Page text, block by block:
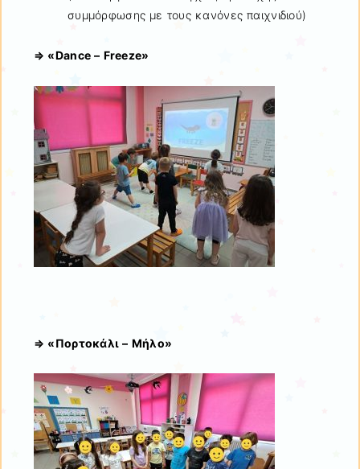
συμμόρφωσης με τους κανόνες παιχνιδιού)
⇒ «Dance – Freeze»
⇒ «Πορτοκάλι – Μήλο»